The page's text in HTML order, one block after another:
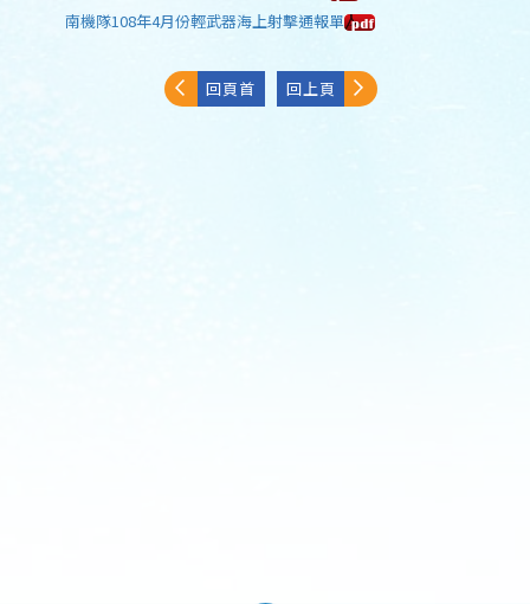
南機隊108年4月份輕武器海上射擊通報單
回頁首 回上頁